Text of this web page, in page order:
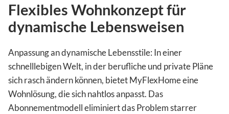
Flexibles Wohnkonzept für
dynamische Lebensweisen
Anpassung an dynamische Lebensstile: In einer
schnelllebigen Welt, in der berufliche und private Pläne
sich rasch ändern können, bietet MyFlexHome eine
Wohnlösung, die sich nahtlos anpasst. Das
Abonnementmodell eliminiert das Problem starrer